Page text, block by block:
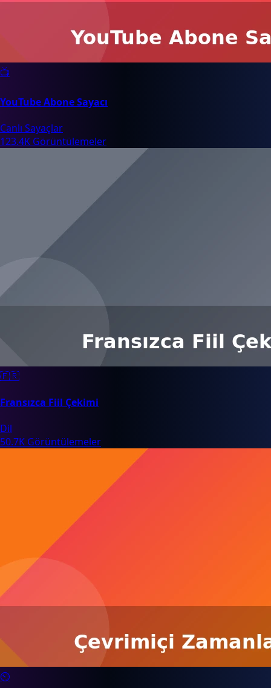
📺
YouTube Abone Sayacı
Canlı Sayaçlar
123.4K Görüntülemeler
🇫🇷
Fransızca Fiil Çekimi
Dil
50.7K Görüntülemeler
⏲️